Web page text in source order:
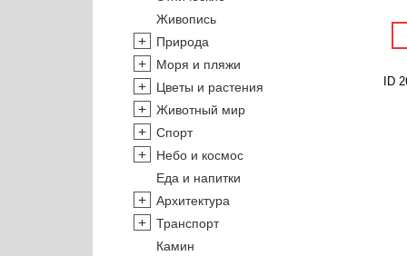
Живопись
Природа
Моря и пляжи
Цветы и растения
Животный мир
Спорт
Небо и космос
Еда и напитки
Архитектура
Транспорт
Камин
ID